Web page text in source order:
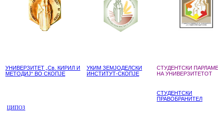
УНИВЕРЗИТЕТ „Св. КИРИЛ И
МЕТОДИЈ“ ВО СКОПЈЕ
УКИМ ЗЕМЈОДЕЛСКИ
ИНСТИТУТ-СКОПЈЕ
СТУДЕНТСКИ
НА УНИВЕРЗИТЕТОТ
СТУДЕНТСКИ
ПРАВОБРАНИТЕЛ
ЦИПОЗ